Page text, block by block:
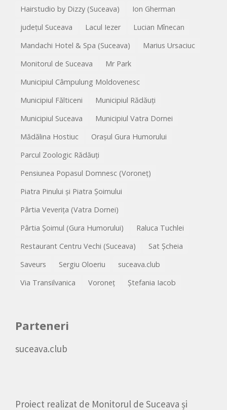
Hairstudio by Dizzy (Suceava)
Ion Gherman
județul Suceava
Lacul Iezer
Lucian Mînecan
Mandachi Hotel & Spa (Suceava)
Marius Ursaciuc
Monitorul de Suceava
Mr Park
Municipiul Câmpulung Moldovenesc
Municipiul Fălticeni
Municipiul Rădăuți
Municipiul Suceava
Municipiul Vatra Dornei
Mădălina Hostiuc
Orașul Gura Humorului
Parcul Zoologic Rădăuți
Pensiunea Popasul Domnesc (Voroneț)
Piatra Pinului și Piatra Șoimului
Pârtia Veverița (Vatra Dornei)
Pârtia Șoimul (Gura Humorului)
Raluca Tuchlei
Restaurant Centru Vechi (Suceava)
Sat Șcheia
Saveurs
Sergiu Oloeriu
suceava.club
Via Transilvanica
Voroneț Ștefania Iacob
Parteneri
suceava.club
Proiect realizat de Monitorul de Suceava și